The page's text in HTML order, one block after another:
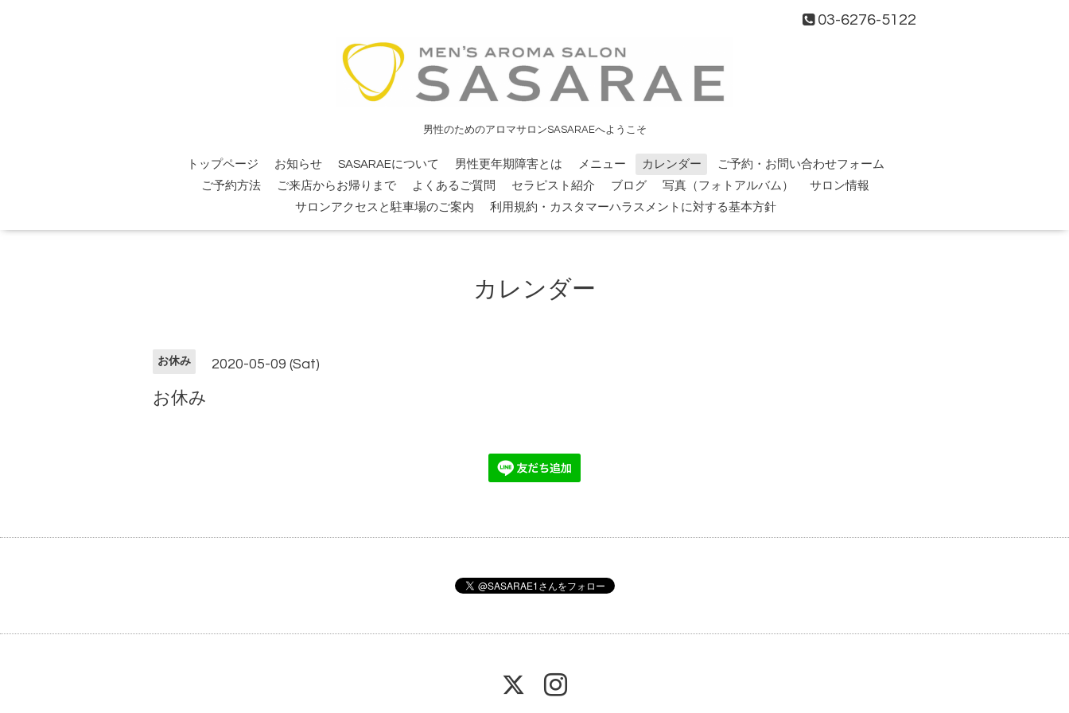
03-6276-5122
男性のためのアロマサロンSASARAEへようこそ
トップページ お知らせ SASARAEについて 男性更年期障害とは メニュー カレンダー
ご予約・お問い合わせフォーム
ご予約方法
ご来店からお帰りまで よくあるご質問 セラピスト紹介 ブログ 写真（フォトアルバム）
サロン情報
サロンアクセスと駐車場のご案内
利用規約・カスタマーハラスメントに対する基本方針
カレンダー
お休み 2020-05-09 (Sat)
お休み